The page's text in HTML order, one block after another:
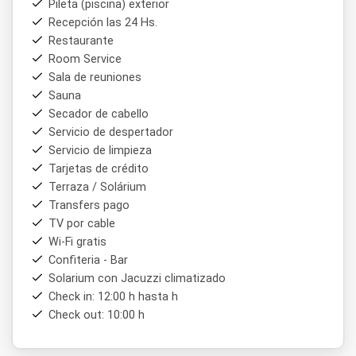
Gracias a su ubicación en el corazón de
Real Suites Hotelpermite acceder fácilmente a los
principales puntos de interés de la ciudad, convirtiéndose
en una base ideal para explorar la costanera del Río Paraná,
el Monumento a la Bandera y el centro comercial y cultural
rosarino.
Pileta (piscina) exterior
Recepción las 24 Hs.
Restaurante
Room Service
Sala de reuniones
Sauna
Secador de cabello
Servicio de despertador
Servicio de limpieza
Tarjetas de crédito
Terraza / Solárium
Transfers pago
TV por cable
Wi-Fi gratis
Confiteria - Bar
Solarium con Jacuzzi climatizado
Check in: 12:00 h hasta h
Check out: 10:00 h